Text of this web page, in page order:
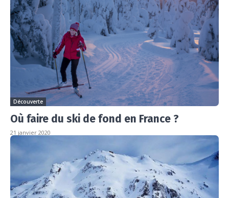
Découverte
Où faire du ski de fond en France ?
21 janvier 2020